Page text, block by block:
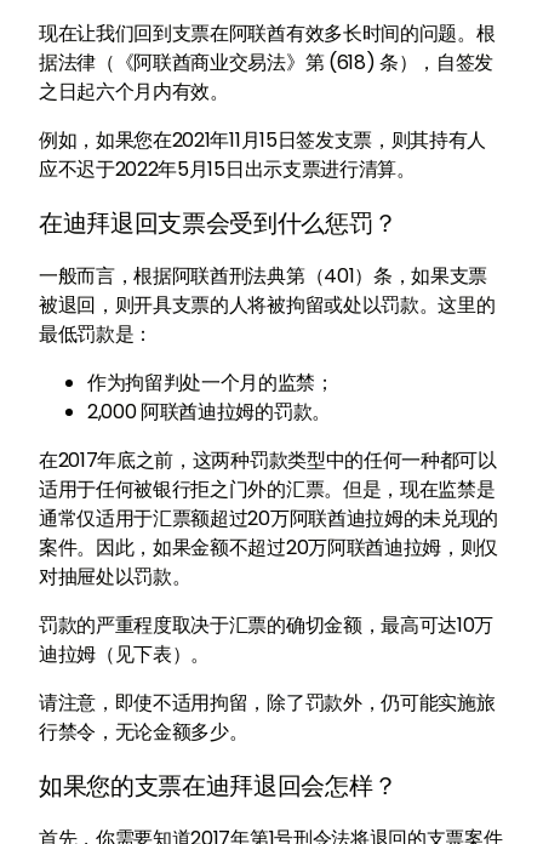
现在让我们回到支票在阿联酋有效多长时间的问题。根
据法律（《阿联酋商业交易法》第 (618) 条），自签发
之日起六个月内有效。
例如，如果您在2021年11月15日签发支票，则其持有人
应不迟于2022年5月15日出示支票进行清算。
在迪拜退回支票会受到什么惩罚？
一般而言，根据阿联酋刑法典第（401）条，如果支票
被退回，则开具支票的人将被拘留或处以罚款。这里的
最低罚款是：
作为拘留判处一个月的监禁；
2,000 阿联酋迪拉姆的罚款。
在2017年底之前，这两种罚款类型中的任何一种都可以
适用于任何被银行拒之门外的汇票。但是，现在监禁是
通常仅适用于汇票额超过20万阿联酋迪拉姆的未兑现的
案件。因此，如果金额不超过20万阿联酋迪拉姆，则仅
对抽屉处以罚款。
罚款的严重程度取决于汇票的确切金额，最高可达10万
迪拉姆（见下表）。
请注意，即使不适用拘留，除了罚款外，仍可能实施旅
行禁令，无论金额多少。
如果您的支票在迪拜退回会怎样？